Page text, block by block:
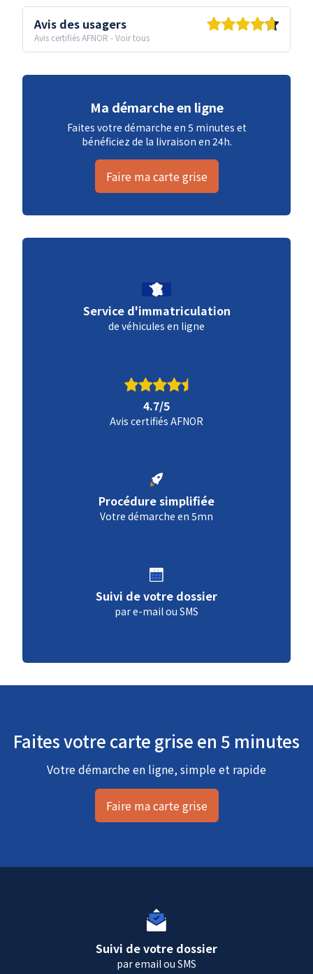
Avis des usagers
Avis certifiés AFNOR -Voir tous
Ma démarche en ligne
Faites votre démarche en 5 minutes et
bénéficiez de la livraison en 24h.
Faire ma carte grise
Service d'immatriculation
de véhicules en ligne
4.7/5
Avis certifiés AFNOR
Procédure simplifiée
Votre démarche en 5mn
Suivi de votre dossier
par e-mail ou SMS
Faites votre carte grise en 5 minutes
Votre démarche en ligne, simple et rapide
Faire ma carte grise
Suivi de votre dossier
par email ou SMS